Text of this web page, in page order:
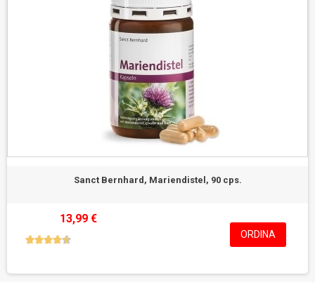
Sanct Bernhard, Mariendistel, 90 cps.
13,99 €
ORDINA